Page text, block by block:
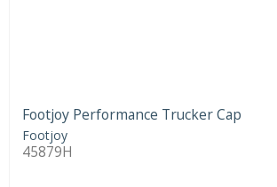
Footjoy Performance Trucker Cap
Footjoy
45879H